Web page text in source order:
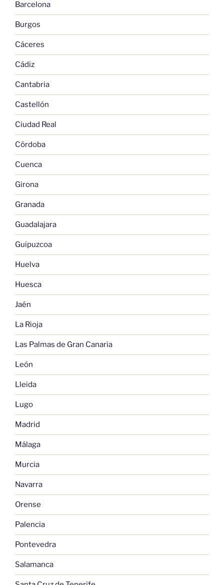
Barcelona
Burgos
Cáceres
Cádiz
Cantabria
Castellón
Ciudad Real
Córdoba
Cuenca
Girona
Granada
Guadalajara
Guipuzcoa
Huelva
Huesca
Jaén
La Rioja
Las Palmas de Gran Canaria
León
Lleida
Lugo
Madrid
Málaga
Murcia
Navarra
Orense
Palencia
Pontevedra
Salamanca